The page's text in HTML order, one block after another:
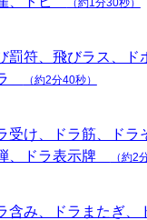
罰符、飛びラス、ド
（約2分40秒）
受け、ドラ筋、ドラ
、ドラ表示牌
（約2
含み、ドラまたぎ、